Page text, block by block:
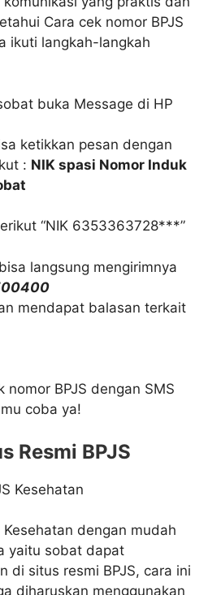
Cara cek nomor BPJS
ikuti langkah-langkah
buka Message di HP
ketikkan pesan dengan
: NIK spasi Nomor Induk
“NIK 6353363728***”
langsung mengirimnya
mendapat balasan terkait
BPJS dengan SMS
coba ya!
Resmi BPJS
Kesehatan dengan mudah
yaitu sobat dapat
di situs resmi BPJS, cara ini
diharuskan menggunakan